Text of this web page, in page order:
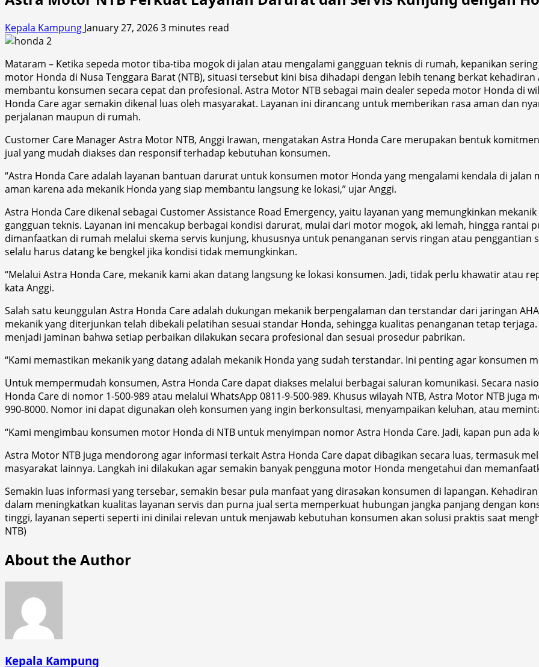
Kepala Kampung January 27, 20263 minutes read
Mataram – Ketika sepeda motor tiba-tiba mogok di jalan atau mengalami gangguan teknis di rumah, kepanikan
motor Honda di Nusa Tenggara Barat (NTB), situasi tersebut kini bisa dihadapi dengan lebih tenang berkat
membantu konsumen secara cepat dan profesional. Astra Motor NTB sebagai main dealer sepeda motor Honda di
Honda Care agar semakin dikenal luas oleh masyarakat. Layanan ini dirancang untuk memberikan rasa aman dan
perjalanan maupun di rumah.
Customer Care Manager Astra Motor NTB, Anggi Irawan, mengatakan Astra Honda Care merupakan bentuk
jual yang mudah diakses dan responsif terhadap kebutuhan konsumen.
“Astra Honda Care adalah layanan bantuan darurat untuk konsumen motor Honda yang mengalami kendala di
aman karena ada mekanik Honda yang siap membantu langsung ke lokasi,” ujar Anggi.
Astra Honda Care dikenal sebagai Customer Assistance Road Emergency, yaitu layanan yang memungkinkan
gangguan teknis. Layanan ini mencakup berbagai kondisi darurat, mulai dari motor mogok, aki lemah, hingga rantai
dimanfaatkan di rumah melalui skema servis kunjung, khususnya untuk penanganan servis ringan atau
selalu harus datang ke bengkel jika kondisi tidak memungkinkan.
“Melalui Astra Honda Care, mekanik kami akan datang langsung ke lokasi konsumen. Jadi, tidak perlu khawatir atau
kata Anggi.
Salah satu keunggulan Astra Honda Care adalah dukungan mekanik berpengalaman dan terstandar dari jaringan
mekanik yang diterjunkan telah dibekali pelatihan sesuai standar Honda, sehingga kualitas penanganan tetap
menjadi jaminan bahwa setiap perbaikan dilakukan secara profesional dan sesuai prosedur pabrikan.
“Kami memastikan mekanik yang datang adalah mekanik Honda yang sudah terstandar. Ini penting agar konsumen
Untuk mempermudah konsumen, Astra Honda Care dapat diakses melalui berbagai saluran komunikasi. Secara
Honda Care di nomor 1-500-989 atau melalui WhatsApp 0811-9-500-989. Khusus wilayah NTB, Astra Motor NTB juga
990-8000. Nomor ini dapat digunakan oleh konsumen yang ingin berkonsultasi, menyampaikan keluhan, atau
“Kami mengimbau konsumen motor Honda di NTB untuk menyimpan nomor Astra Honda Care. Jadi, kapan pun ada
Astra Motor NTB juga mendorong agar informasi terkait Astra Honda Care dapat dibagikan secara luas, termasuk
masyarakat lainnya. Langkah ini dilakukan agar semakin banyak pengguna motor Honda mengetahui dan
Semakin luas informasi yang tersebar, semakin besar pula manfaat yang dirasakan konsumen di lapangan.
dalam meningkatkan kualitas layanan servis dan purna jual serta memperkuat hubungan jangka panjang dengan
tinggi, layanan seperti seperti ini dinilai relevan untuk menjawab kebutuhan konsumen akan solusi praktis saat
NTB)
About the Author
Kepala Kampung